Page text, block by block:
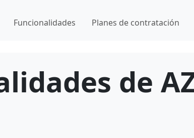
Funcionalidades Planes de contratación
de